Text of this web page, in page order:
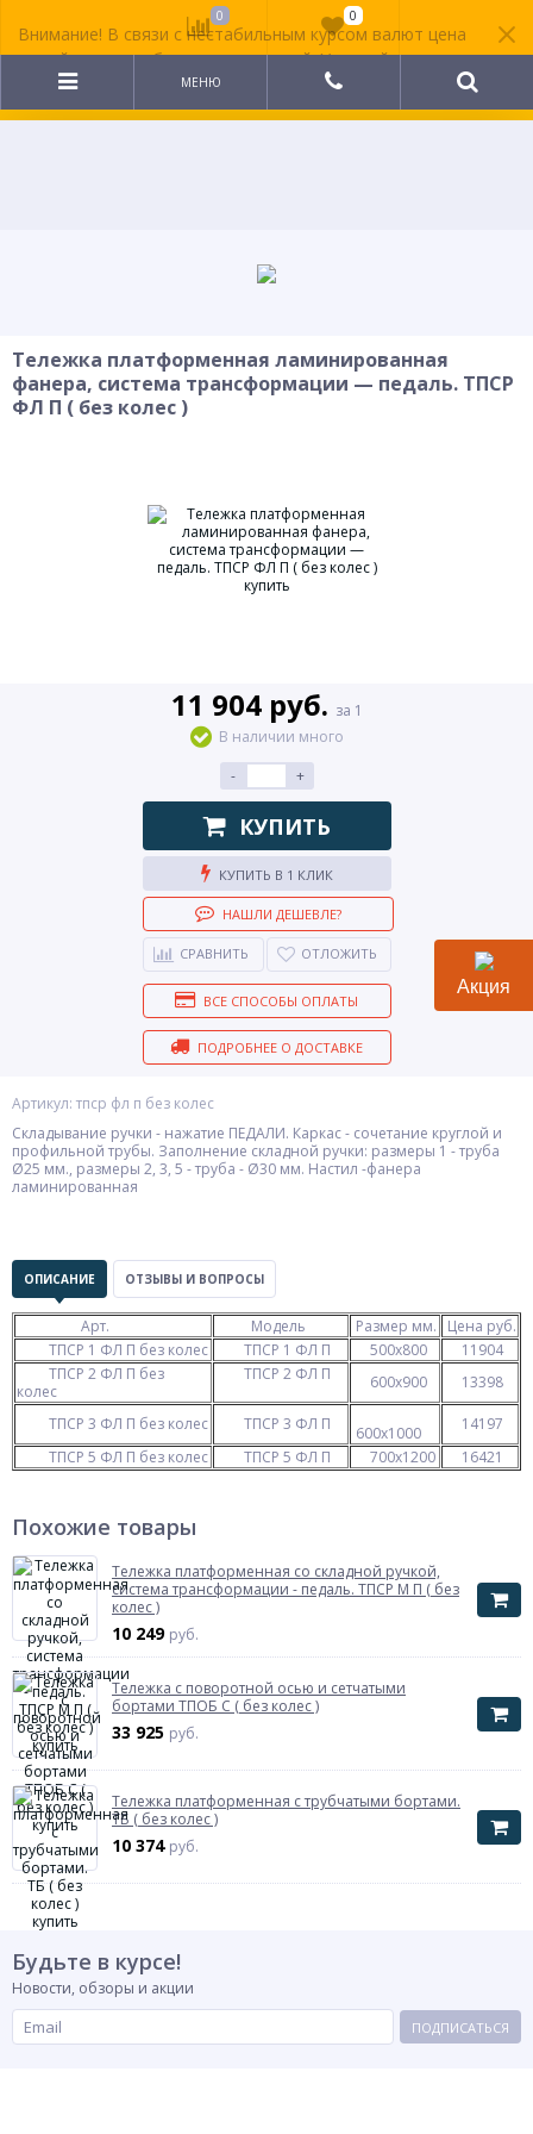
Внимание! В связи с нестабильным курсом валют цена
на сайте может быть неактуальной. Уточняйте
стоимость у менеджера.
МЕНЮ
Тележка платформенная ламинированная
фанера, система трансформации — педаль. ТПСР
ФЛ П ( без колес )
Артикул: тпср фл п без колес
Складывание ручки - нажатие ПЕДАЛИ. Каркас - сочетание круглой и
профильной трубы. Заполнение складной ручки: размеры 1 - труба
Ø25 мм., размеры 2, 3, 5 - труба - Ø30 мм. Настил -фанера
ламинированная
11 904 руб. за 1
В наличии много
-
+
КУПИТЬ
КУПИТЬ В 1 КЛИК
НАШЛИ ДЕШЕВЛЕ?
СРАВНИТЬ ОТЛОЖИТЬ
ВСЕ СПОСОБЫ ОПЛАТЫ
ПОДРОБНЕЕ О ДОСТАВКЕ
ОПИСАНИЕ ОТЗЫВЫ И ВОПРОСЫ
Арт. Модель Размер мм.
Цена руб.
ТПСР 1 ФЛ П без колес
ТПСР 1 ФЛ П 500х800
11904
ТПСР 2 ФЛ П без
колес
ТПСР 2 ФЛ П 600х900 13398
ТПСР 3 ФЛ П без колес ТПСР 3 ФЛ П 600х1000
14197
ТПСР 5 ФЛ П без колес
ТПСР 5 ФЛ П 700х1200 16421
Похожие товары
Тележка платформенная со складной ручкой,
система трансформации - педаль. ТПСР М П ( без
колес )
10 249 руб.
Тележка с поворотной осью и сетчатыми
бортами ТПОБ С ( без колес )
33 925 руб.
Тележка платформенная с трубчатыми бортами.
ТБ ( без колес )
10 374 руб.
Будьте в курсе!
Новости, обзоры и акции
ПОДПИСАТЬСЯ
0 0
Акция